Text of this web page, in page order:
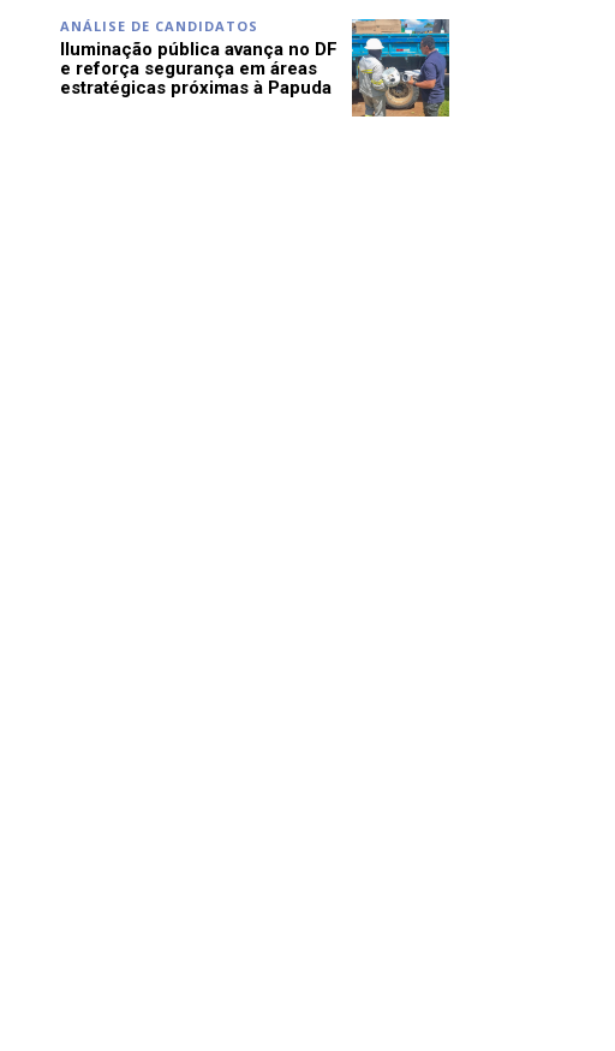
ANÁLISE DE CANDIDATOS
Iluminação pública avança no DF
e reforça segurança em áreas
estratégicas próximas à Papuda